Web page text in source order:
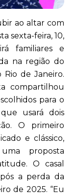
ao altar com
sexta-feira, 10,
familiares e
na região do
de Janeiro.
compartilhou
para o
usará dois
O primeiro
e clássico,
proposta
O casal
a perda da
de 2025. “Eu